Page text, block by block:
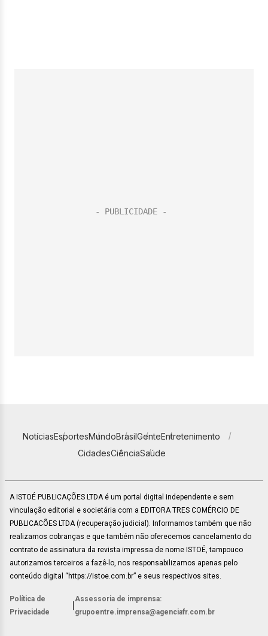
NotíciasEsportesMundoBrasilGenteEntretenimento
CidadesCiênciaSaúde
A ISTOÉ PUBLICAÇÕES LTDA é um portal digital independente e sem
vinculação editorial e societária com a EDITORA TRES COMÉRCIO DE
PUBLICACÕES LTDA (recuperação judicial). Informamos também que não
realizamos cobranças e que também não oferecemos cancelamento do
contrato de assinatura da revista impressa de nome ISTOÉ, tampouco
autorizamos terceiros a fazê-lo, nos responsabilizamos apenas pelo
conteúdo digital “https://istoe.com.br” e seus respectivos sites.
Política de
Privacidade
Assessoria de imprensa:
grupoentre.imprensa@agenciafr.com.br